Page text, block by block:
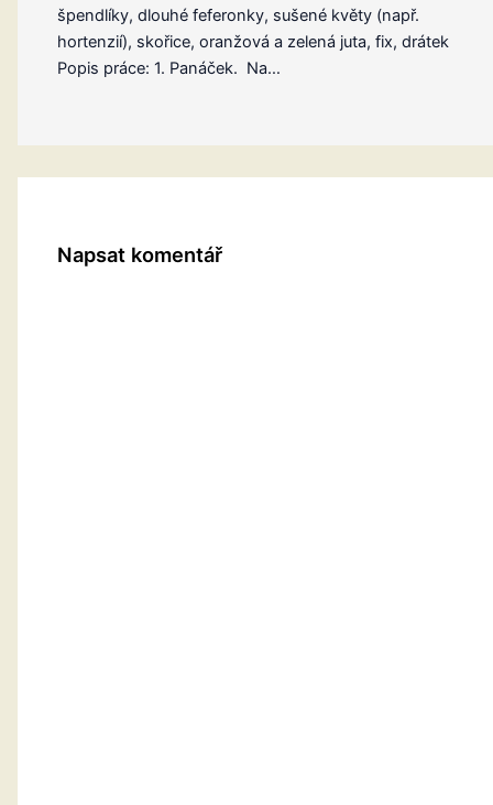
špendlíky, dlouhé feferonky, sušené květy (např.
hortenzií), skořice, oranžová a zelená juta, fix, drátek
Popis práce: 1. Panáček. Na…
Napsat komentář